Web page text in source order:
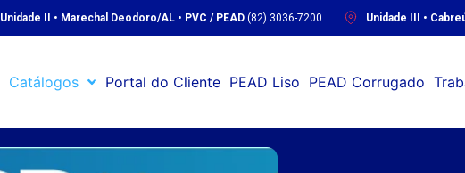
Unidade II • Marechal Deodoro/AL • PVC / PEAD (82) 3036-7200 Unidade III •
Catálogos Portal do Cliente PEAD Liso PEAD Corrugado